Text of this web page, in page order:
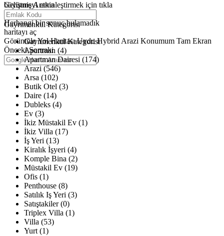
büyütmeyi etkinleştirmek için tıkla
Haritalar yükleniyor
Herhangi bir sonuç bulamadık
haritayı aç
GörüntüleYol Haritası Uydu Hybrid Arazi Konumum Tam Ekran
Önceki Sonraki
Gelişmiş Arama
Gayrimenkul Kategorisi
Gayrimenkul Kategorisi
Apartman (4)
Apartman Dairesi (174)
Arazi (546)
Arsa (102)
Butik Otel (3)
Daire (14)
Dubleks (4)
Ev (3)
İkiz Müstakil Ev (1)
İkiz Villa (17)
İş Yeri (13)
Kiralık İşyeri (4)
Komple Bina (2)
Müstakil Ev (19)
Ofis (1)
Penthouse (8)
Satılık Iş Yeri (3)
Satıştakiler (0)
Triplex Villa (1)
Villa (53)
Yurt (1)